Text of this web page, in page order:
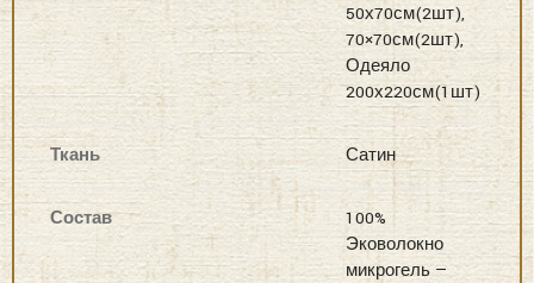
50х70см(2шт),
70×70см(2шт),
Одеяло
200х220см(1шт)
Ткань Сатин
Состав
100%
Эковолокно
микрогель —